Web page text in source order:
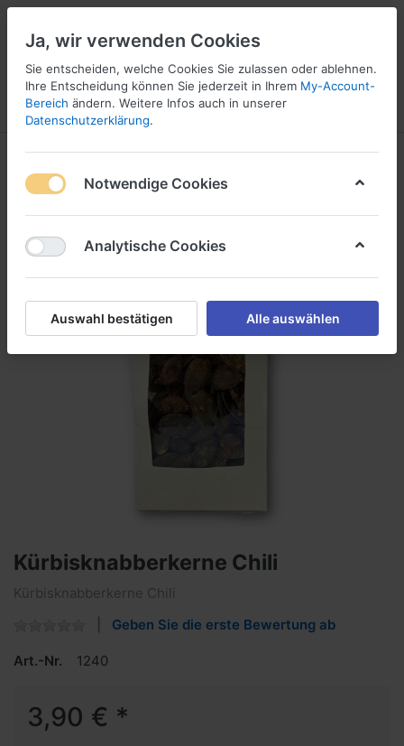
Menü Anmelden Vergleichen Wunschliste
Kürbisknabberkerne Chili
Kürbisknabberkerne Chili
Geben Sie die erste Bewertung ab
Art.-Nr. 1240
3,90 € *
Ja, wir verwenden Cookies
Sie entscheiden, welche Cookies Sie zulassen oder ablehnen.
Ihre Entscheidung können Sie jederzeit in Ihrem My-Account-
Bereich ändern. Weitere Infos auch in unserer
Datenschutzerklärung.
Notwendige Cookies
Analytische Cookies
Auswahl bestätigen Alle auswählen